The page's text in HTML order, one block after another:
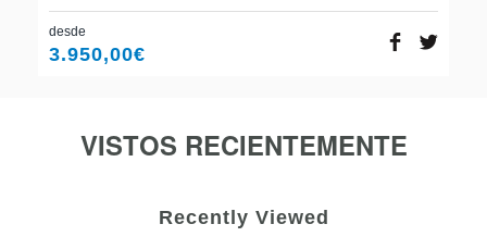
desde
3.950,00€
VISTOS RECIENTEMENTE
Recently Viewed